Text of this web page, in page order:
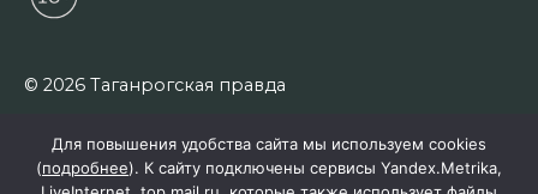
© 2026 Таганрогская правда
Для повышения удобства сайта мы используем cookies
(подробнее). К сайту подключены сервисы Yandex.Metrika,